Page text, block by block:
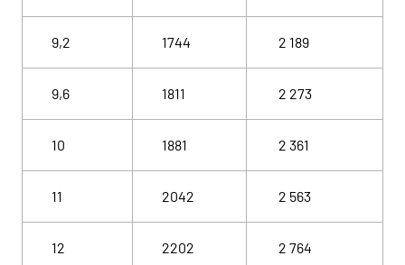
9,2 1744 2 189
9,6 1811 2 273
10 1881 2 361
11 2042 2 563
12 2202 2 764